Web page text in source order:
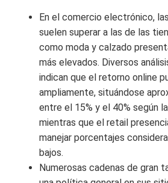
En el comercio electrónico,
suelen superar a las de las
como moda y calzado
más elevados. Diversos
indican que el retorno online
ampliamente, situándose
entre el 15% y el 40% según
mientras que el retail
manejar porcentajes
bajos.
Numerosas cadenas de gran